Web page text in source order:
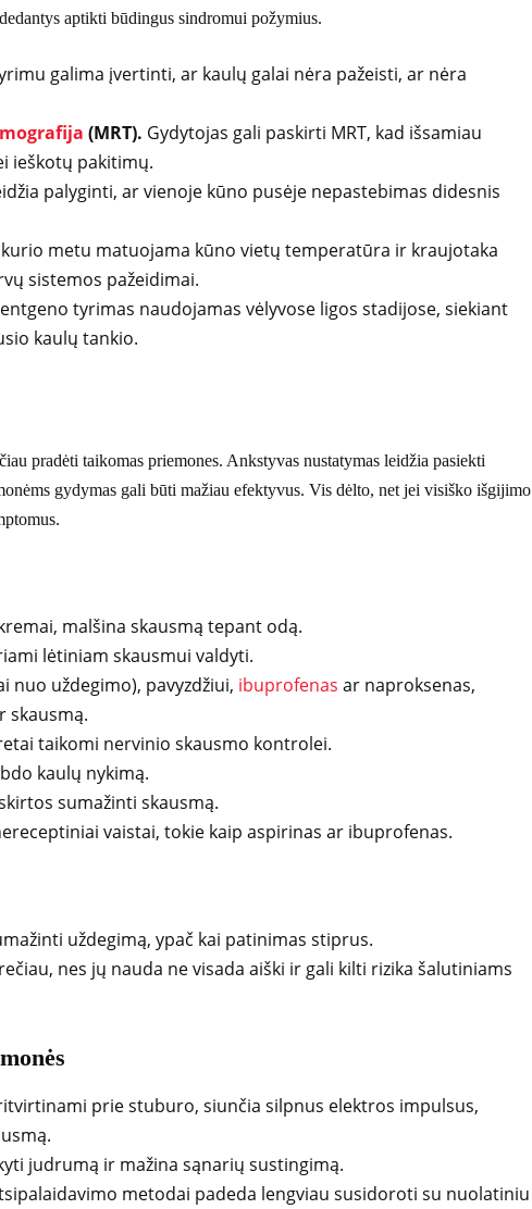
aptikti būdingus sindromui požymius.
galima įvertinti, ar kaulų galai nėra pažeisti, ar nėra
(MRT). Gydytojas gali paskirti MRT, kad išsamiau
ieškotų pakitimų.
palyginti, ar vienoje kūno pusėje nepastebimas didesnis
metu matuojama kūno vietų temperatūra ir kraujotaka
sistemos pažeidimai.
tyrimas naudojamas vėlyvose ligos stadijose, siekiant
kaulų tankio.
pradėti taikomas priemones. Ankstyvas nustatymas leidžia pasiekti
gydymas gali būti mažiau efektyvus. Vis dėlto, net jei visiško išgijimo
malšina skausmą tepant odą.
lėtiniam skausmui valdyti.
nuo uždegimo), pavyzdžiui, ibuprofenas ar naproksenas,
skausmą.
taikomi nervinio skausmo kontrolei.
kaulų nykimą.
sumažinti skausmą.
vaistai, tokie kaip aspirinas ar ibuprofenas.
uždegimą, ypač kai patinimas stiprus.
nes jų nauda ne visada aiški ir gali kilti rizika šalutiniams
prie stuburo, siunčia silpnus elektros impulsus,
judrumą ir mažina sąnarių sustingimą.
metodai padeda lengviau susidoroti su nuolatiniu